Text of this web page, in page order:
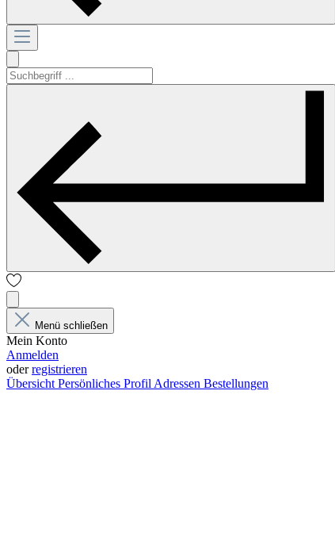
Menü schließen
Mein Konto
Anmelden
oderregistrieren
Übersicht Persönliches Profil Adressen Bestellungen